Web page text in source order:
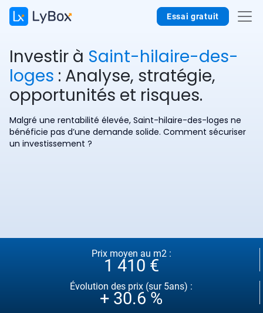
Essai gratuit
Investir à Saint-hilaire-des-
loges : Analyse, stratégie,
opportunités et risques.
Malgré une rentabilité élevée, Saint-hilaire-des-loges ne
bénéficie pas d’une demande solide. Comment sécuriser
un investissement ?
Prix moyen au m2 :
1 410 €
Évolution des prix (sur 5ans) :
+ 30.6 %